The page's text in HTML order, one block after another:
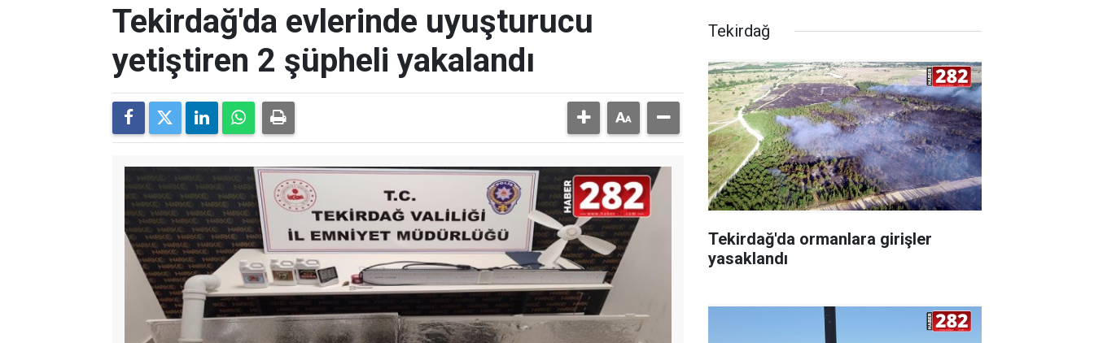
Tekirdağ'da evlerinde uyuşturucu
yetiştiren 2 şüpheli yakalandı
Tekirdağ
Tekirdağ'da ormanlara girişler
yasaklandı